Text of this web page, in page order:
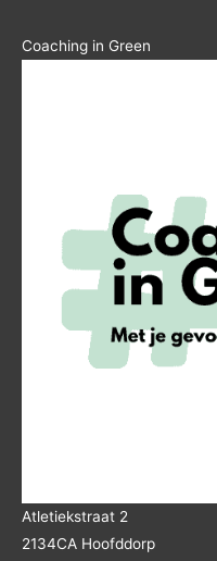
Coaching in Green
Atletiekstraat 2
2134CA Hoofddorp